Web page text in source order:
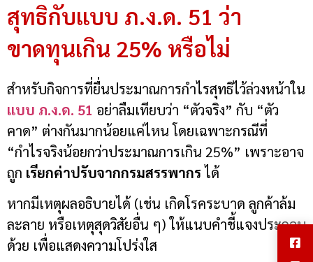
สุทธิกับแบบ ภ.ง.ด. 51 ว่า
ขาดทุนเกิน 25% หรือไม่
สำหรับกิจการที่ยื่นประมาณการกำไรสุทธิไว้ล่วงหน้าใน
แบบ ภ.ง.ด. 51 อย่าลืมเทียบว่า “ตัวจริง” กับ “ตัว
คาด” ต่างกันมากน้อยแค่ไหน โดยเฉพาะกรณีที่
“กำไรจริงน้อยกว่าประมาณการเกิน 25%” เพราะอาจ
ถูก เรียกค่าปรับจากกรมสรรพากรได้
หากมีเหตุผลอธิบายได้ (เช่น เกิดโรคระบาด ลูกค้าล้ม
ละลาย หรือเหตุสุดวิสัยอื่น ๆ) ให้แนบคำชี้แจงประกอบ
ด้วย เพื่อแสดงความโปร่งใส